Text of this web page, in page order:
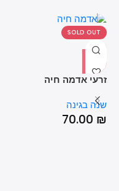
SOLD OUT
זרעי אדמה חיה
שנה בגינה
70.00 ₪